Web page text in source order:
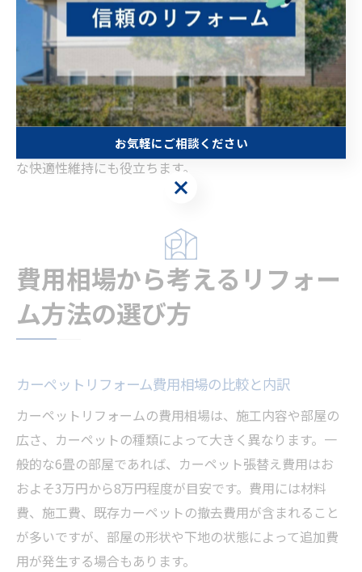
き込み後は掃除機で仕上げの清掃を行い、ゴミやホコリ
を取り除きましょう。
マンションや賃貸物件の場合、防音や下階への配慮とし
て専用の防音カーペットを選ぶのも一つの方法です。リ
フォームカーペットやタイルカーペットを活用すると、
部分的な張替えやメンテナンスがしやすくなり、長期的
な快適性維持にも役立ちます。
費用相場から考えるリフォー
ム方法の選び方
カーペットリフォーム費用相場の比較と内訳
カーペットリフォームの費用相場は、施工内容や部屋の
広さ、カーペットの種類によって大きく異なります。一
般的な6畳の部屋であれば、カーペット張替え費用はお
およそ3万円から8万円程度が目安です。費用には材料
費、施工費、既存カーペットの撤去費用が含まれること
が多いですが、部屋の形状や下地の状態によって追加費
用が発生する場合もあります。
お気軽にご相談ください
お気軽にご相談ください